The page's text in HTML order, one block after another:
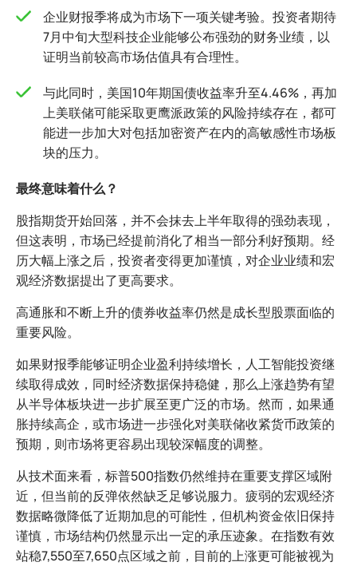
企业财报季将成为市场下一项关键考验。投资者期待
7月中旬大型科技企业能够公布强劲的财务业绩，以
证明当前较高市场估值具有合理性。
与此同时，美国10年期国债收益率升至4.46%，再加
上美联储可能采取更鹰派政策的风险持续存在，都可
能进一步加大对包括加密资产在内的高敏感性市场板
块的压力。
最终意味着什么？
股指期货开始回落，并不会抹去上半年取得的强劲表现，
但这表明，市场已经提前消化了相当一部分利好预期。经
历大幅上涨之后，投资者变得更加谨慎，对企业业绩和宏
观经济数据提出了更高要求。
高通胀和不断上升的债券收益率仍然是成长型股票面临的
重要风险。
如果财报季能够证明企业盈利持续增长，人工智能投资继
续取得成效，同时经济数据保持稳健，那么上涨趋势有望
从半导体板块进一步扩展至更广泛的市场。然而，如果通
胀持续高企，或市场进一步强化对美联储收紧货币政策的
预期，则市场将更容易出现较深幅度的调整。
从技术面来看，标普500指数仍然维持在重要支撑区域附
近，但当前的反弹依然缺乏足够说服力。疲弱的宏观经济
数据略微降低了近期加息的可能性，但机构资金依旧保持
谨慎，市场结构仍然显示出一定的承压迹象。在指数有效
站稳7,550至7,650点区域之前，目前的上涨更可能被视为